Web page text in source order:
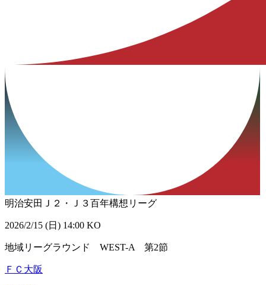
明治安田Ｊ２・Ｊ３百年構想リーグ
2026/2/15 (日) 14:00 KO
地域リーグラウンド WEST-A 第2節
ＦＣ大阪